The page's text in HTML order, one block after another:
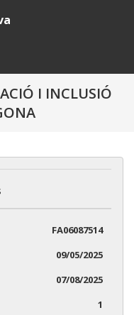
I INCLUSIÓ
FA06087514
09/05/2025
07/08/2025
1